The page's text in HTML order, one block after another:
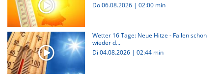
Do 06.08.2026 | 02:00 min
Wetter 16 Tage: Neue Hitze - Fallen schon
wieder d...
Di 04.08.2026 | 02:44 min